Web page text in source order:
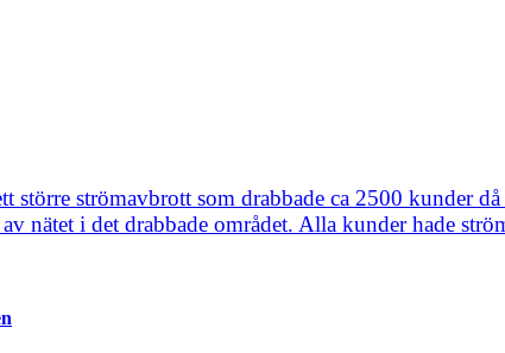
större strömavbrott som drabbade ca 2500 kunder
nätet i det drabbade området. Alla kunder hade